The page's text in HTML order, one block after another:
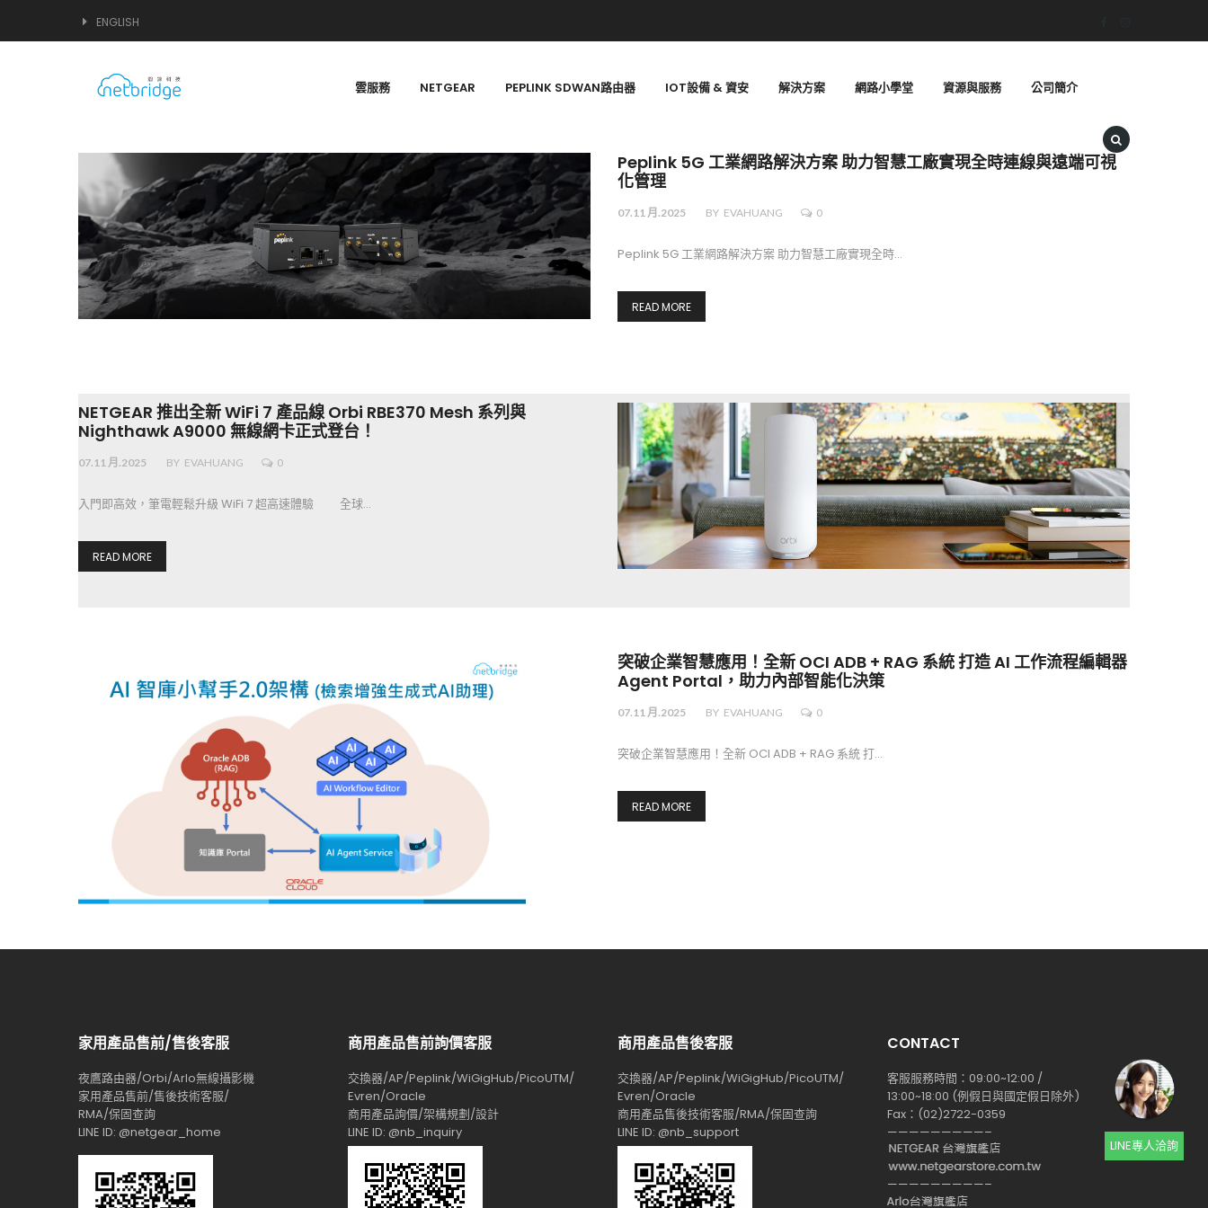
ENGLISH
雲服務 NETGEAR PEPLINK SDWAN路由器 IOT設備 & 資安 解決方案 網路小學堂 資源與服務 公司簡介
Peplink 5G 工業網路解決方案 助力智慧工廠實現全時連線與遠端可視
化管理
07.11 月.2025 BY EVAHUANG 0
Peplink 5G 工業網路解決方案 助力智慧工廠實現全時…
READ MORE
NETGEAR 推出全新 WiFi 7 產品線 Orbi RBE370 Mesh 系列與
Nighthawk A9000 無線網卡正式登台！
07.11 月.2025 BY EVAHUANG 0
入門即高效，筆電輕鬆升級 WiFi 7 超高速體驗 全球…
READ MORE
突破企業智慧應用！全新 OCI ADB + RAG 系統 打造 AI 工作流程編輯器
Agent Portal，助力內部智能化決策
07.11 月.2025 BY EVAHUANG 0
突破企業智慧應用！全新 OCI ADB + RAG 系統 打…
READ MORE
家用產品售前/售後客服
夜鷹路由器/Orbi/Arlo無線攝影機
家用產品售前/售後技術客服/
RMA/保固查詢
LINE ID: @netgear_home
商用產品售前詢價客服
交換器/AP/Peplink/WiGigHub/PicoUTM/
Evren/Oracle
商用產品詢價/架構規劃/設計
LINE ID: @nb_inquiry
商用產品售後客服
交換器/AP/Peplink/WiGigHub/PicoUTM/
Evren/Oracle
商用產品售後技術客服/RMA/保固查詢
LINE ID: @nb_support
CONTACT
客服服務時間：09:00~12:00 /
13:00~18:00 (例假日與國定假日除外)
Fax：(02)2722-0359
—————————–
—————————–
LINE專人洽詢